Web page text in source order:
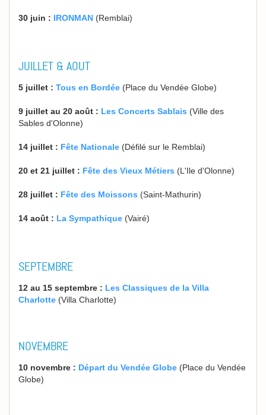
30 juin : IRONMAN (Remblai)
JUILLET & AOUT
5 juillet : Tous en Bordée (Place du Vendée Globe)
9 juillet au 20 août : Les Concerts Sablais (Ville des
Sables d'Olonne)
14 juillet : Fête Nationale (Défilé sur le Remblai)
20 et 21 juillet : Fête des Vieux Métiers (L'Ile d'Olonne)
28 juillet : Fête des Moissons (Saint-Mathurin)
14 août : La Sympathique (Vairé)
SEPTEMBRE
12 au 15 septembre : Les Classiques de la Villa
Charlotte (Villa Charlotte)
NOVEMBRE
10 novembre : Départ du Vendée Globe (Place du Vendée
Globe)